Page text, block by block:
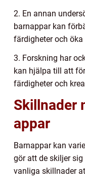
2. En annan
barnappar kan
färdigheter och
3. Forskning har
kan hjälpa till att
färdigheter och
Skillnader
appar
Barnappar kan
gör att de skiljer
vanliga skillnader